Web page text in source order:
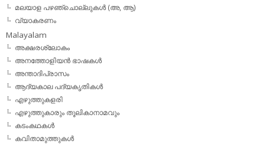
മലയാള പഴഞ്ചൊല്ലുകൾ (അ, ആ)
വ്യാകരണം
Malayalam
അക്ഷരശ്ലോകം
അനത്തോളിയന്‍ ഭാഷകള്‍
അന്താദിപ്രാസം
ആദ്യകാല പദ്യകൃതികള്‍
എഴുത്തുകളരി
എഴുത്തുകാരും തൂലികാനാമവും
കടംകഥകള്‍
കവിതാമുത്തുകള്‍